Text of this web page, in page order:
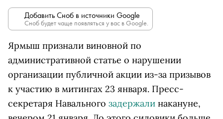
Добавить Сноб в источники Google
Сноб будет чаще появляться у вас в Google.
Ярмыш признали виновной по
административной статье о нарушении
организации публичной акции из-за призывов
к участию в митингах 23 января. Пресс-
секретаря Навального задержали накануне,